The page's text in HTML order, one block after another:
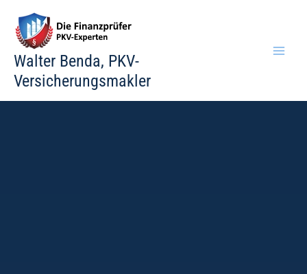
Inhalt
springen
Walter Benda, PKV-
Versicherungsmakler